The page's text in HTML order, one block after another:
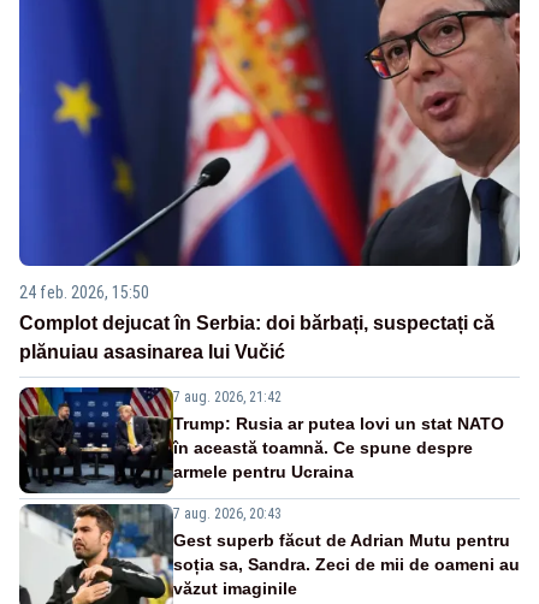
24 feb. 2026, 15:50
Complot dejucat în Serbia: doi bărbați, suspectați că
plănuiau asasinarea lui Vučić
7 aug. 2026, 21:42
Trump: Rusia ar putea lovi un stat NATO
în această toamnă. Ce spune despre
armele pentru Ucraina
7 aug. 2026, 20:43
Gest superb făcut de Adrian Mutu pentru
soția sa, Sandra. Zeci de mii de oameni au
văzut imaginile